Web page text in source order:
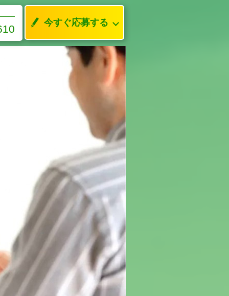
今すぐ応募する